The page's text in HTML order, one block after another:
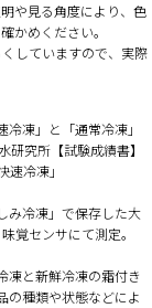
や見る角度により、色
かめください。
していますので、実際
冷凍」と「通常冷凍」
究所【試験成績書】
冷凍」
み冷凍」で保存した大
覚センサにて測定。
凍と新鮮冷凍の霜付き
の種類や状態などによ